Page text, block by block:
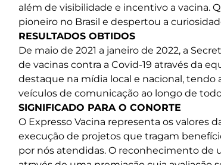
além de visibilidade e incentivo a vacina.
pioneiro no Brasil e despertou a
RESULTADOS OBTIDOS
De maio de 2021 a janeiro de 2022, a
de vacinas contra a Covid-19 através da
destaque na mídia local e nacional,
veículos de comunicação ao longo de
SIGNIFICADO PARA O CONORTE
O Expresso Vacina representa os valores
execução de projetos que tragam
por nós atendidas. O reconhecimento de